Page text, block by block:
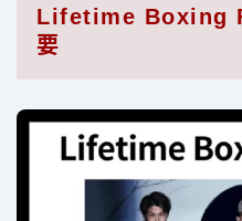
Lifetime Boxing
要